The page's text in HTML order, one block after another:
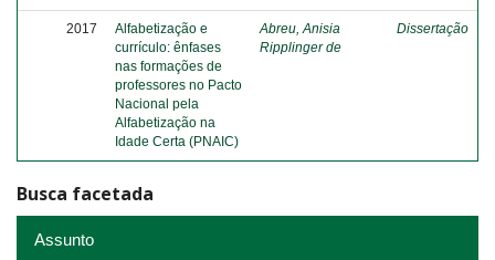
2017
Alfabetização e
currículo: ênfases
nas formações de
professores no Pacto
Nacional pela
Alfabetização na
Idade Certa (PNAIC)
Abreu, Anisia
Ripplinger de
Dissertação
Busca facetada
Assunto